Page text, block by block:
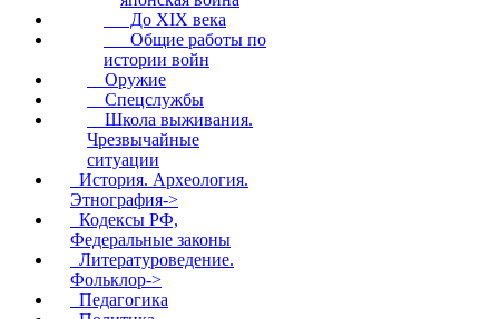
До XIX века
Общие работы по
истории войн
Оружие
Спецслужбы
Школа выживания.
Чрезвычайные
ситуации
История. Археология.
Этнография->
Кодексы РФ,
Федеральные законы
Литературоведение.
Фольклор->
Педагогика